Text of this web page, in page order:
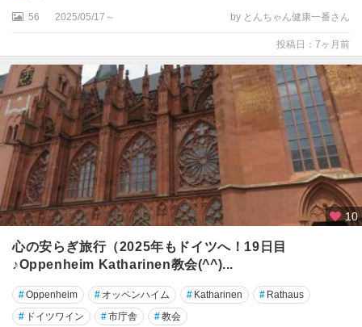
ー
バ
ー
ア
マ
ガ
ウ
オ
ー
バ
ー
タ
ウ
56 2025/05/17～ by とんちゃん健康一番さん
投稿日：7ヶ月前
10
心の安らぎ旅行（2025年もドイツへ！19日目
♪Oppenheim Katharinen教会(^^)...
#Oppenheim # オッペンハイム # Katharinen # Rathaus
# ドイツワイン #市庁舎 #教会